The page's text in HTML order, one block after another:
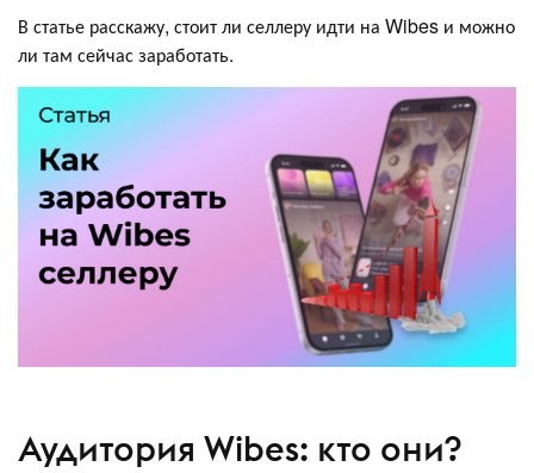
В статье расскажу, стоит ли селлеру идти на Wibes и можно
ли там сейчас заработать.
Аудитория Wibes: кто они?